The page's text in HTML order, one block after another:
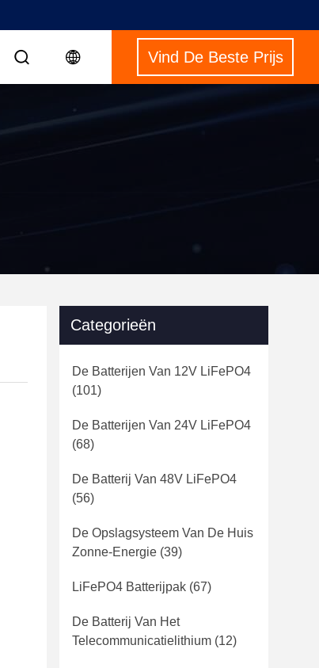
Vind De Beste Prijs
Categorieën
De Batterijen Van 12V LiFePO4
(101)
De Batterijen Van 24V LiFePO4
(68)
De Batterij Van 48V LiFePO4
(56)
De Opslagsysteem Van De Huis
Zonne-Energie (39)
LiFePO4 Batterijpak (67)
De Batterij Van Het
Telecommunicatielithium (12)